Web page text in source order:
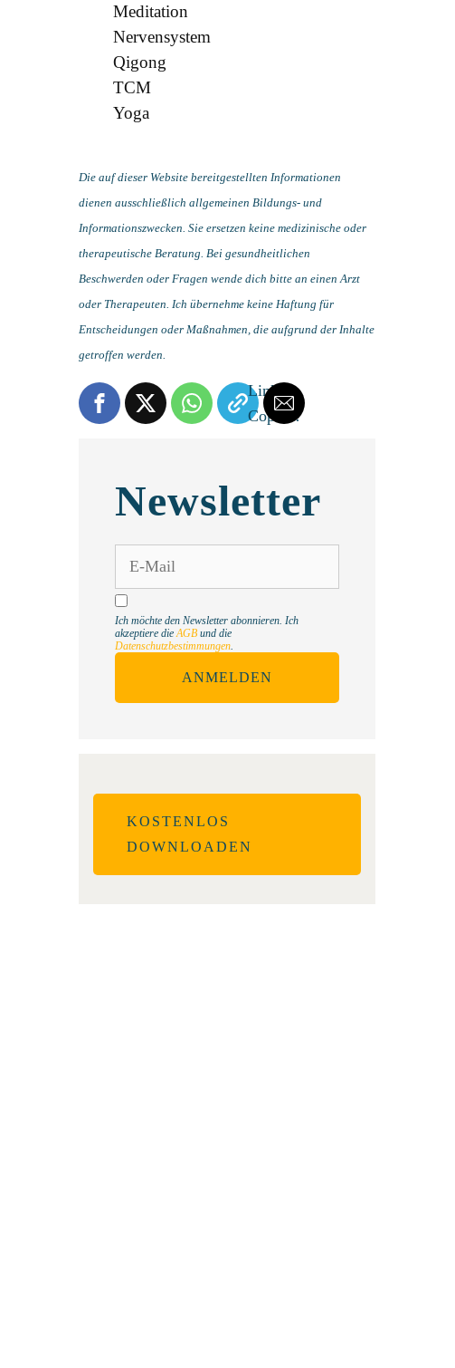
Meditation
Nervensystem
Qigong
TCM
Yoga
Die auf dieser Website bereitgestellten Informationen
dienen ausschließlich allgemeinen Bildungs- und
Informationszwecken. Sie ersetzen keine medizinische oder
therapeutische Beratung. Bei gesundheitlichen
Beschwerden oder Fragen wende dich bitte an einen Arzt
oder Therapeuten. Ich übernehme keine Haftung für
Entscheidungen oder Maßnahmen, die aufgrund der Inhalte
getroffen werden.
Link is
Copied!
Newsletter
Ich möchte den Newsletter abonnieren. Ich
akzeptiere dieAGB und die
Datenschutzbestimmungen.
ANMELDEN
KOSTENLOS
DOWNLOADEN